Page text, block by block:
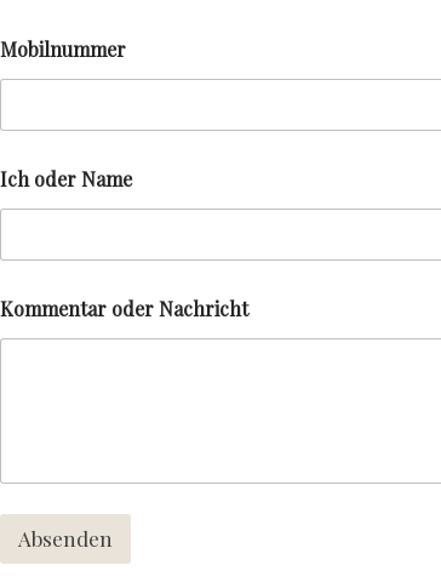
Mobilnummer
Ich oder Name
Kommentar oder Nachricht
Absenden